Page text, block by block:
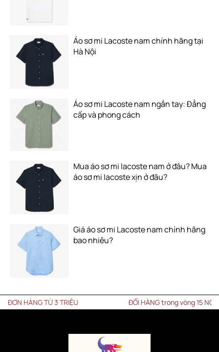
Áo sơ mi Lacoste nam chính hãng tại
Hà Nội
Áo sơ mi Lacoste nam ngắn tay: Đẳng
cấp và phong cách
Mua áo sơ mi lacoste nam ở đâu? Mua
áo sơ mi lacoste xịn ở đâu?
Giá áo sơ mi Lacoste nam chính hãng
bao nhiêu?
3 TRIỆU ĐỔI HÀNG trong vòng 15 NGÀY